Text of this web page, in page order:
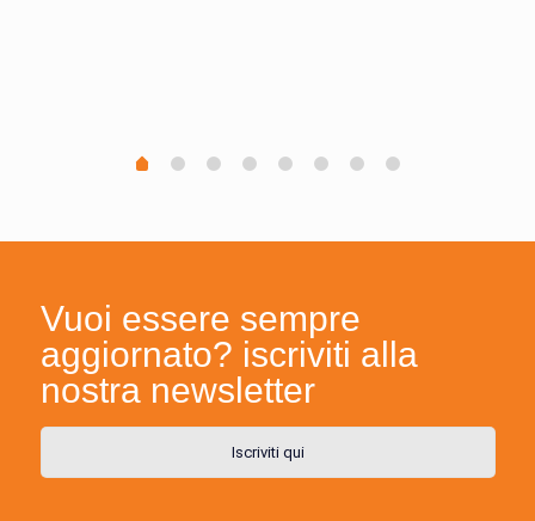
Vuoi essere sempre
aggiornato? iscriviti alla
nostra newsletter
Iscriviti qui